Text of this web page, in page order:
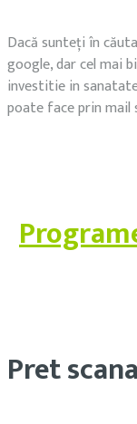
Dacă sunteți în
google, dar cel mai
investitie in
poate face prin mail
Pret